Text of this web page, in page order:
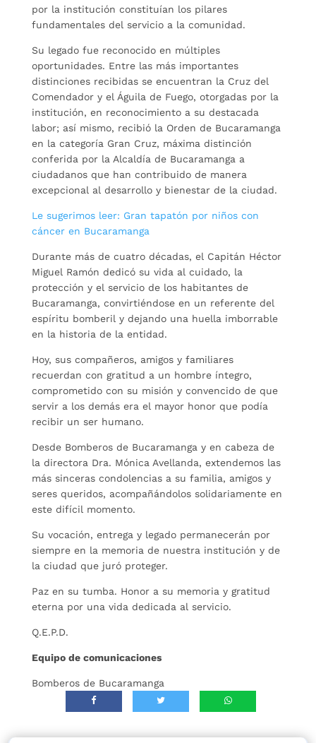
por la institución constituían los pilares
fundamentales del servicio a la comunidad.
Su legado fue reconocido en múltiples
oportunidades. Entre las más importantes
distinciones recibidas se encuentran la Cruz del
Comendador y el Águila de Fuego, otorgadas por la
institución, en reconocimiento a su destacada
labor; así mismo, recibió la Orden de Bucaramanga
en la categoría Gran Cruz, máxima distinción
conferida por la Alcaldía de Bucaramanga a
ciudadanos que han contribuido de manera
excepcional al desarrollo y bienestar de la ciudad.
Le sugerimos leer: Gran tapatón por niños con
cáncer en Bucaramanga
Durante más de cuatro décadas, el Capitán Héctor
Miguel Ramón dedicó su vida al cuidado, la
protección y el servicio de los habitantes de
Bucaramanga, convirtiéndose en un referente del
espíritu bomberil y dejando una huella imborrable
en la historia de la entidad.
Hoy, sus compañeros, amigos y familiares
recuerdan con gratitud a un hombre íntegro,
comprometido con su misión y convencido de que
servir a los demás era el mayor honor que podía
recibir un ser humano.
Desde Bomberos de Bucaramanga y en cabeza de
la directora Dra. Mónica Avellanda, extendemos las
más sinceras condolencias a su familia, amigos y
seres queridos, acompañándolos solidariamente en
este difícil momento.
Su vocación, entrega y legado permanecerán por
siempre en la memoria de nuestra institución y de
la ciudad que juró proteger.
Paz en su tumba. Honor a su memoria y gratitud
eterna por una vida dedicada al servicio.
Q.E.P.D.
Equipo de comunicaciones
Bomberos de Bucaramanga